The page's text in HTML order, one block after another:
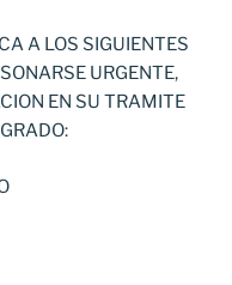
A LOS SIGUIENTES
URGENTE,
EN SU TRAMITE